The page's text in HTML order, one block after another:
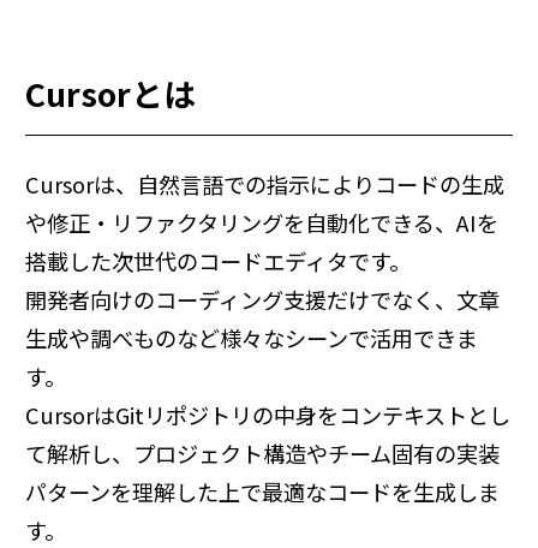
Cursorとは
Cursorは、自然言語での指示によりコードの生成
や修正・リファクタリングを自動化できる、AIを
搭載した次世代のコードエディタです。
開発者向けのコーディング支援だけでなく、文章
生成や調べものなど様々なシーンで活用できま
す。
CursorはGitリポジトリの中身をコンテキストとし
て解析し、プロジェクト構造やチーム固有の実装
パターンを理解した上で最適なコードを生成しま
す。